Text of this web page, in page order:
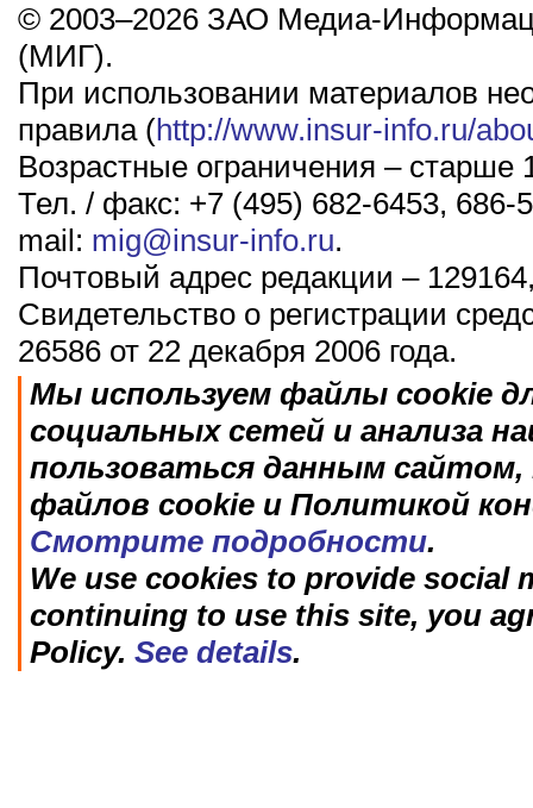
© 2003–2026 ЗАО Медиа-
(МИГ).
При использовании материалов
правила (http://www.insur-info.ru/
Возрастные ограничения – старше
Тел. / факс: +7 (495) 682-6453, 686-
mail: mig@insur-info.ru.
Почтовый адрес редакции –
Свидетельство о регистрации
26586 от 22 декабря 2006 года.
Мы используем файлы cookie
социальных сетей и анализа
пользоваться данным
файлов cookie и Политикой
Смотрите подробности.
We use cookies to provide social
continuing to use this site, you
Policy. See details.